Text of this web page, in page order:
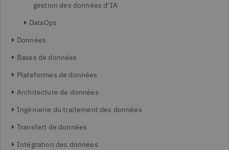
gestion des données d’IA
DataOps
Données
Bases de données
Plateformes de données
Architecture de données
Ingénierie du traitement des données
Transfert de données
Intégration des données